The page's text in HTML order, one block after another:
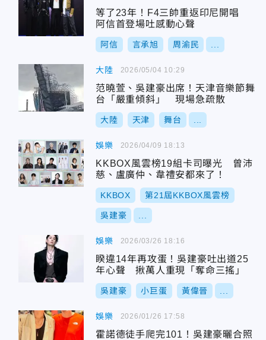
等了23年！F4三帥重返印尼開唱
阿信首登場吐感動心聲
阿信 言承旭 周渝民
大陸
范曉萱、吳建豪出席！天津音樂節舞
台「嚴重傾斜」 現場急疏散
大陸 天津 舞台
2026/05/04 10:29
娛樂
KKBOX風雲榜19組卡司曝光 曾沛
慈、盧廣仲、韋禮安都來了！
KKBOX 第21屆KKBOX風雲榜
吳建豪
2026/04/09 18:13
娛樂
睽違14年再攻蛋！吳建豪吐出道25
年心聲 揪萬人重現「奪命三搖」
吳建豪 小巨蛋 黃偉晉
2026/03/26 18:16
娛樂
霍諾德徒手爬完101！吳建豪曬合照
2026/01/26 17:58